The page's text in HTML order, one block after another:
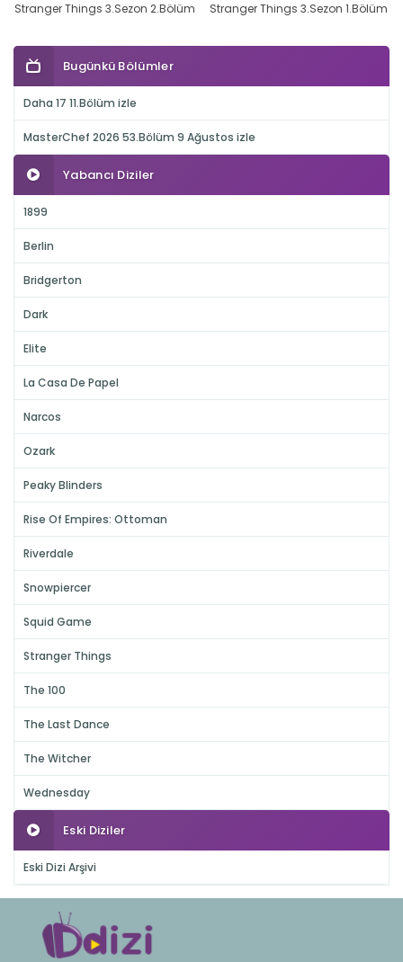
Stranger Things 3.Sezon 2.Bölüm Stranger Things 3.Sezon 1.Bölüm
Bugünkü Bölümler
Daha 17 11.Bölüm izle
MasterChef 2026 53.Bölüm 9 Ağustos izle
Yabancı Diziler
1899
Berlin
Bridgerton
Dark
Elite
La Casa De Papel
Narcos
Ozark
Peaky Blinders
Rise Of Empires: Ottoman
Riverdale
Snowpiercer
Squid Game
Stranger Things
The 100
The Last Dance
The Witcher
Wednesday
Eski Diziler
Eski Dizi Arşivi